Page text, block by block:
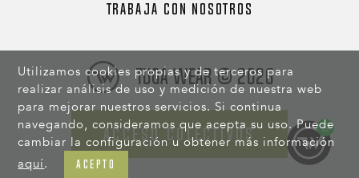
Utilizamos cookies propias y de terceros para
realizar análisis de uso y medición de nuestra web
para mejorar nuestros servicios. Si continua
navegando, consideramos que acepta su uso. Puede
cambiar la configuración u obtener más información
aquí. ACEPTO
TRABAJA CON NOSOTROS
Tuga Wear © 2026
ACCESO COLECTIVOS